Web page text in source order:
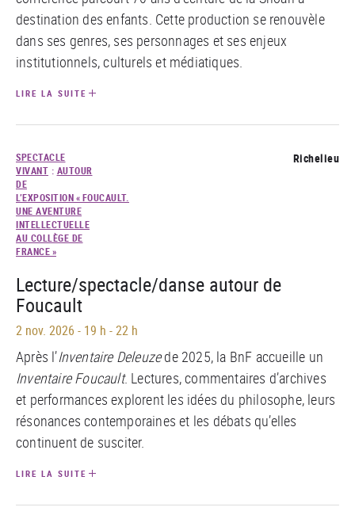
destination des enfants. Cette production se renouvèle
dans ses genres, ses personnages et ses enjeux
institutionnels, culturels et médiatiques.
LIRE LA SUITE
SPECTACLE
VIVANT : AUTOUR
DE
L’EXPOSITION « FOUCAULT.
UNE AVENTURE
INTELLECTUELLE
AU COLLÈGE DE
FRANCE »
Richelieu
Lecture/spectacle/danse autour de
Foucault
2 nov. 2026 - 19 h - 22 h
Après l’Inventaire Deleuzede 2025, la BnF accueille un
Inventaire Foucault. Lectures, commentaires d’archives
et performances explorent les idées du philosophe, leurs
résonances contemporaines et les débats qu’elles
continuent de susciter.
LIRE LA SUITE